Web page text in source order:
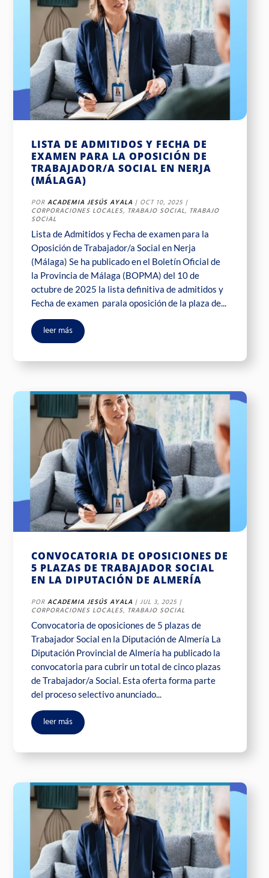
LISTA DE ADMITIDOS Y FECHA DE
EXAMEN PARA LA OPOSICIÓN DE
TRABAJADOR/A SOCIAL EN NERJA
(MÁLAGA)
PORACADEMIA JESÚS AYALA | OCT 10, 2025 |
CORPORACIONES LOCALES, TRABAJO SOCIAL, TRABAJO
SOCIAL
Lista de Admitidos y Fecha de examen para la
Oposición de Trabajador/a Social en Nerja
(Málaga) Se ha publicado en el Boletín Oficial de
la Provincia de Málaga (BOPMA) del 10 de
octubre de 2025 la lista definitiva de admitidos y
Fecha de examen parala oposición de la plaza de...
leer más
CONVOCATORIA DE OPOSICIONES DE
5 PLAZAS DE TRABAJADOR SOCIAL
EN LA DIPUTACIÓN DE ALMERÍA
PORACADEMIA JESÚS AYALA |JUL 3, 2025 |
CORPORACIONES LOCALES, TRABAJO SOCIAL
Convocatoria de oposiciones de 5 plazas de
Trabajador Social en la Diputación de Almería La
Diputación Provincial de Almería ha publicado la
convocatoria para cubrir un total de cinco plazas
de Trabajador/a Social. Esta oferta forma parte
del proceso selectivo anunciado...
leer más